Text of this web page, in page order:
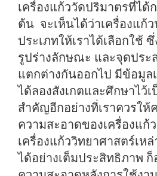
เครื่องแก้ววัดปริมาตรที่ได้
ต้น จะเห็นได้ว่าเครื่องแก้
ประเภทให้เราได้เลือกใช้
รูปร่างลักษณะ และจุดประ
แตกต่างกันออกไป มีข้อมูล
ได้ลองสังเกตและศึกษาไว้
สำคัญอีกอย่างที่เราควรให้
ความสะอาดของเครื่องแก้ว
เครื่องแก้ววิทยาศาสตร์เห
ได้อย่างเต็มประสิทธิภาพ